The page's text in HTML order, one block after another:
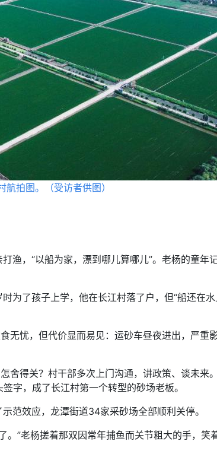
航拍图。（受访者供图）
，“以船为家，漂到哪儿算哪儿”。老杨的童年
了孩子上学，他在长江村落了户，但“船还在水
忧，但代价显而易见：运砂车昼夜进出，严重影
得关？村干部多次上门沟通，讲政策、谈未来。
字，成了长江村第一个转型的砂场老板。
效应，龙潭街道34家采砂场全部顺利关停。
”老杨搓着那双因常年捕鱼而关节粗大的手，笑着